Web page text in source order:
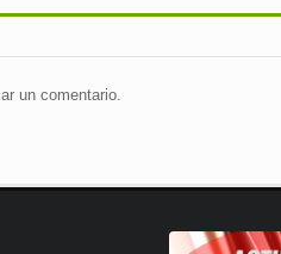
un comentario.